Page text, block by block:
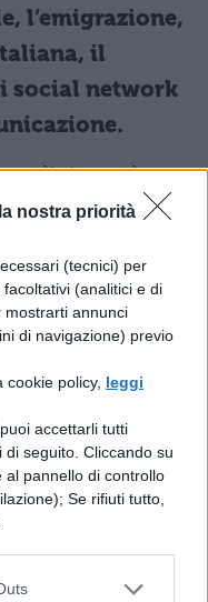
nostra priorità
(tecnici) per
(analitici e di
mostrarti annunci
di navigazione) previo
policy, leggi
accettarli tutti
seguito. Cliccando su
al pannello di controllo
Se rifiuti tutto,
l’emigrazione,
il
social network
anche:
svolte
2016
LE PIÙ
MIUR.Se
effettuate in
conto che le